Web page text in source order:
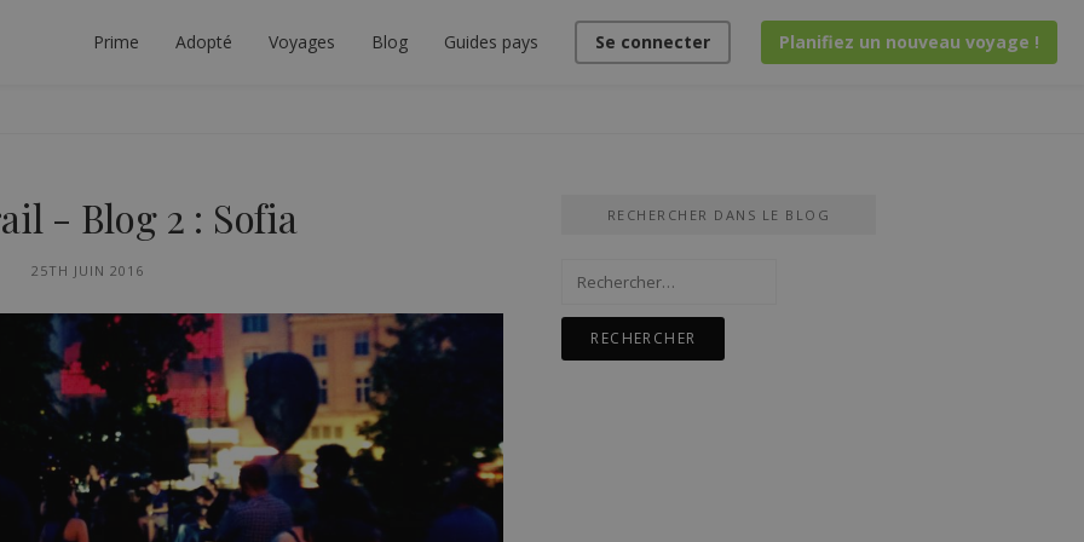
Prime Adopté Voyages Blog Guides pays Se connecter Planifiez un nouveau voyage !
- Blog 2 : Sofia
25TH JUIN 2016
RECHERCHER DANS LE BLOG
Rechercher :